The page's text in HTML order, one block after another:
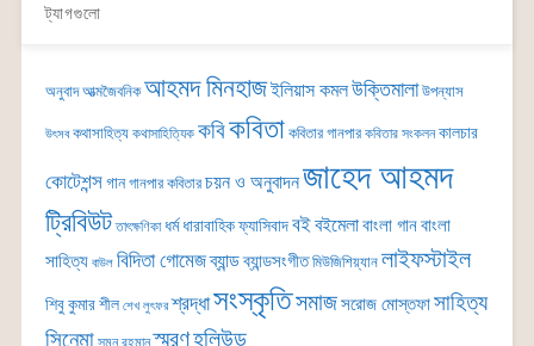
ট্যাগগুলো
অনুবাদ আত্মজৈবনিক আহমদ মিনহাজইলিয়াস কমলউক্তিমালা উপন্যাস
উৎসব কথাসাহিত্য কথাসাহিত্যিক কবিকবিতা কবিতার গানপার কবিতার সংকলন কালচার
কোটেশন্সগান গানপার কবিতার চয়ন ও অনুবাদনজাহেদ আহমদ
ট্রিবিউট তাৎক্ষণিকা ধর্ম ধারাবাহিকফ্যাসিবাদবইবইমেলাবাংলা গানবাংলা
সাহিত্য বাউল বিদিতা গোমেজব্যান্ডব্যান্ডসংগীত মিউজিশিয়্যান লাইফস্টাইল
শিবু কুমার শীল শেখ লুৎফর শ্রদ্ধাসংস্কৃতিসমাজসরোজ মোস্তফাসাহিত্য
সিনেমা
স্মরণহলিউড